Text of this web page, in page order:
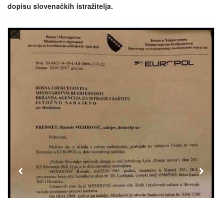
n
dopisu slovenačkih istražitelja.